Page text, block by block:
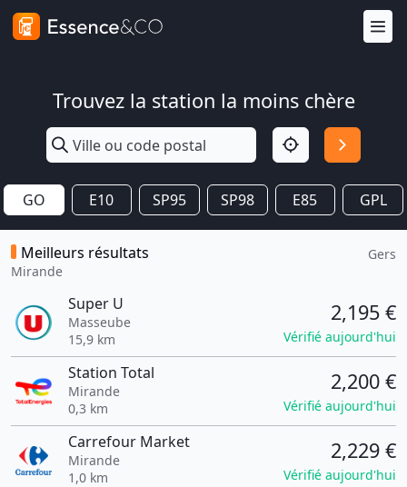
Trouvez la station la moins chère
GO E10 SP95 SP98 E85 GPL
Meilleurs résultats
Mirande
Gers
Super U
Masseube
15,9 km
2,195 €
Vérifié aujourd'hui
Station Total
Mirande
0,3 km
2,200 €
Vérifié aujourd'hui
Carrefour Market
Mirande
1,0 km
2,229 €
Vérifié aujourd'hui